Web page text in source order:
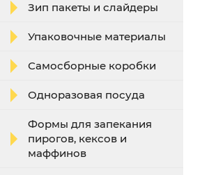
Зип пакеты и слайдеры
Упаковочные материалы
Самосборные коробки
Одноразовая посуда
Формы для запекания
пирогов, кексов и
маффинов